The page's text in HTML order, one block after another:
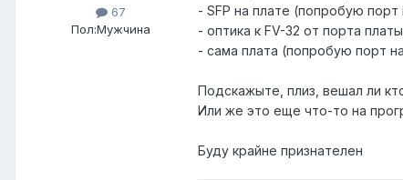
67
Пол:Мужчина
- SFP на плате (попробую порт
- оптика к FV-32 от порта
- сама плата (попробую порт
Подскажыте, плиз, вешал ли
Или же это еще что-то на
Буду крайне признателен